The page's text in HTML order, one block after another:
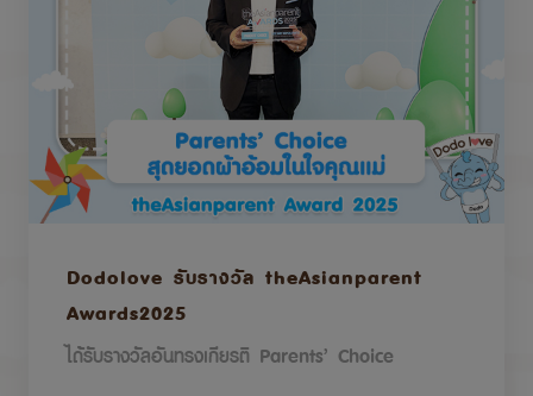
Dodolove รับรางวัล theAsianparent
Awards2025
ได้รับรางวัลอันทรงเกียรติ Parents’ Choice